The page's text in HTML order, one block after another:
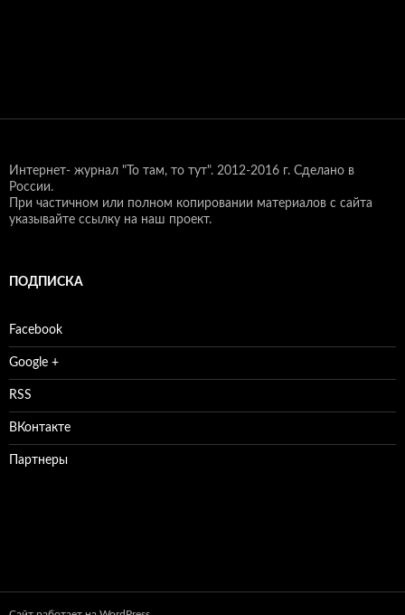
Интернет- журнал "То там, то тут". 2012-2016 г. Сделано в
России.
При частичном или полном копировании материалов с сайта
указывайте ссылку на наш проект.
ПОДПИСКА
Facebook
Google +
RSS
ВКонтакте
Партнеры